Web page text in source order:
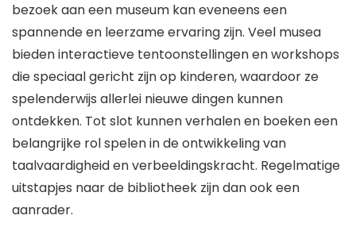
bezoek aan een museum kan eveneens een
spannende en leerzame ervaring zijn. Veel musea
bieden interactieve tentoonstellingen en workshops
die speciaal gericht zijn op kinderen, waardoor ze
spelenderwijs allerlei nieuwe dingen kunnen
ontdekken. Tot slot kunnen verhalen en boeken een
belangrijke rol spelen in de ontwikkeling van
taalvaardigheid en verbeeldingskracht. Regelmatige
uitstapjes naar de bibliotheek zijn dan ook een
aanrader.